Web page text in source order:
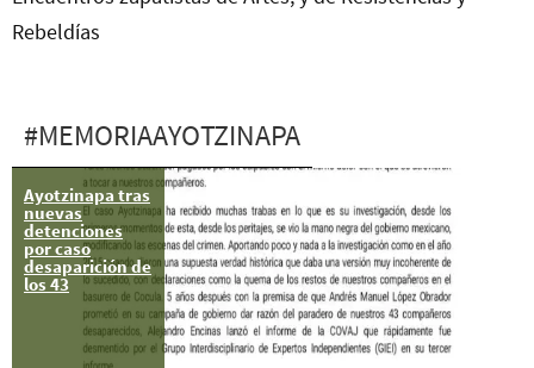
Rebeldías
#MEMORIAAYOTZINAPA
Ayotzinapa tras
nuevas
detenciones
por caso
desaparición de
los 43
Ayotzinapa:
Tener memoria
histórica para
tener justicia.
Ayúdanos a
buscar a los 43